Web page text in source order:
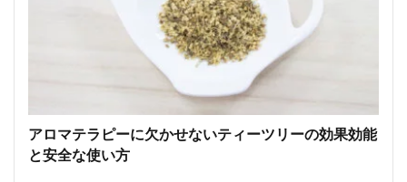
アロマテラピーに欠かせないティーツリーの効果効能
と安全な使い方